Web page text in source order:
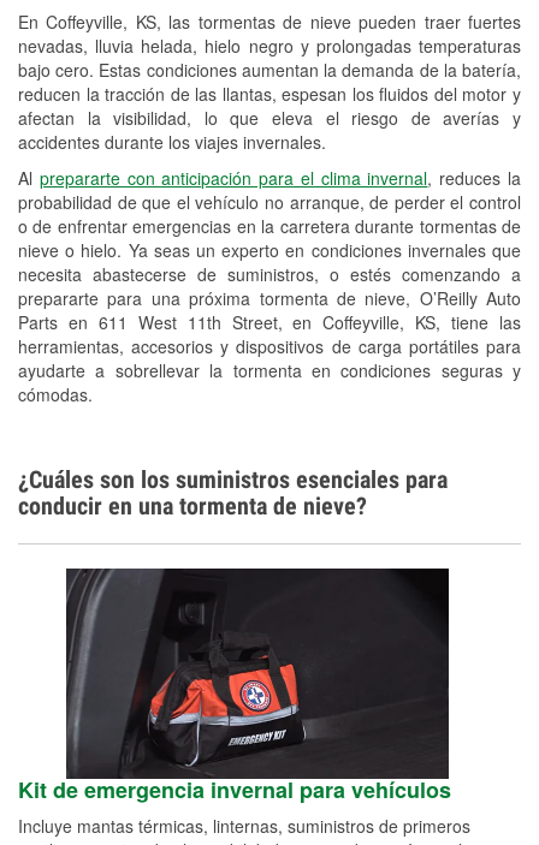
En Coffeyville, KS, las tormentas de nieve pueden traer fuertes
nevadas, lluvia helada, hielo negro y prolongadas temperaturas
bajo cero. Estas condiciones aumentan la demanda de la batería,
reducen la tracción de las llantas, espesan los fluidos del motor y
afectan la visibilidad, lo que eleva el riesgo de averías y
accidentes durante los viajes invernales.
Al prepararte con anticipación para el clima invernal, reduces la
probabilidad de que el vehículo no arranque, de perder el control
o de enfrentar emergencias en la carretera durante tormentas de
nieve o hielo. Ya seas un experto en condiciones invernales que
necesita abastecerse de suministros, o estés comenzando a
prepararte para una próxima tormenta de nieve, O’Reilly Auto
Parts en 611 West 11th Street, en Coffeyville, KS, tiene las
herramientas, accesorios y dispositivos de carga portátiles para
ayudarte a sobrellevar la tormenta en condiciones seguras y
cómodas.
Programa de Préstamo de
Herramientas
Mezcla de pinturas
Rectificación de tambores y discos de
freno
Mangueras hidráulicas a la medida
Snowstorm Supplies
Tornado Supplies
Conoce más
¿Cuáles son los suministros esenciales para
conducir en una tormenta de nieve?
Kit de emergencia invernal para vehículos
Incluye mantas térmicas, linternas, suministros de primeros